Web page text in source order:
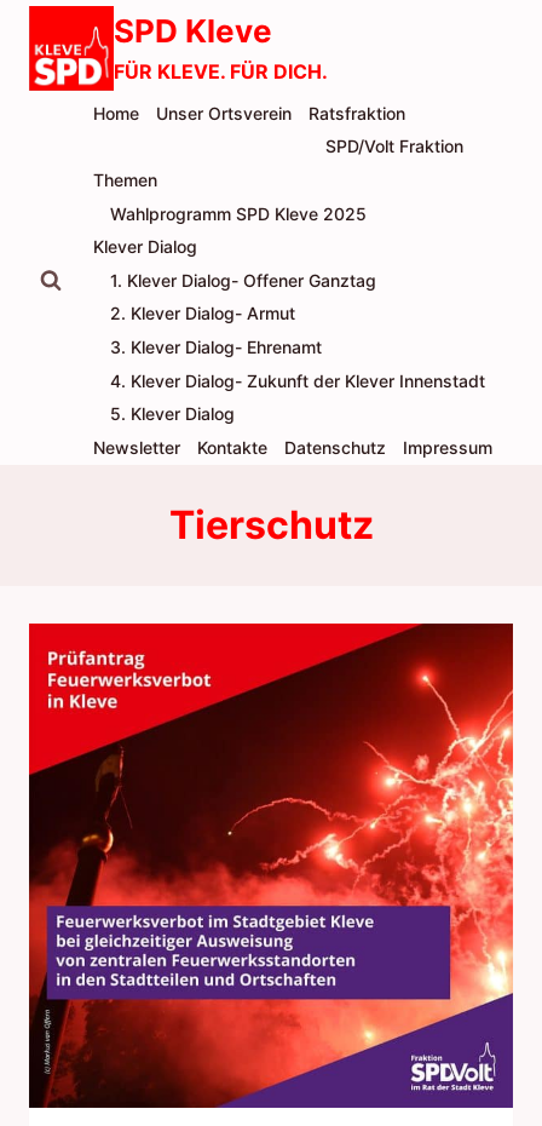
Inhalt
springen
SPD Kleve
FÜR KLEVE. FÜR DICH.
Home Unser Ortsverein
Ratsfraktion
SPD/Volt Fraktion
Themen
Wahlprogramm SPD Kleve 2025
Klever Dialog
1. Klever Dialog- Offener Ganztag
2. Klever Dialog- Armut
3. Klever Dialog- Ehrenamt
4. Klever Dialog- Zukunft der Klever Innenstadt
5. Klever Dialog
Newsletter
Kontakte Datenschutz Impressum
Tierschutz